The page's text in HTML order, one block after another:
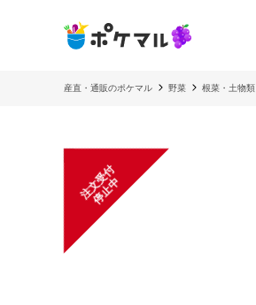
産直・通販のポケマル 野菜 根菜・土物類
注
文
受
付
停
止
中